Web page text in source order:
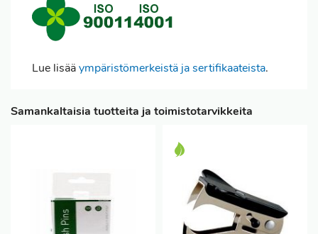
Lue lisääympäristömerkeistä ja sertifikaateista.
Samankaltaisia tuotteita ja toimistotarvikkeita